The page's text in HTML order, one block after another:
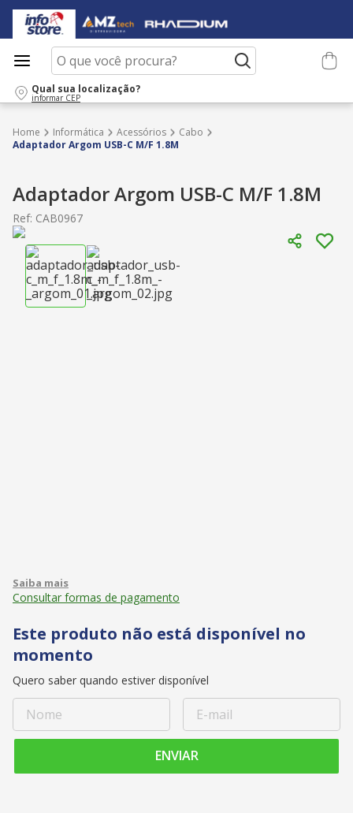
O que você procura?
Qual sua localização?
informar CEP
Informática Acessórios
Cabo
Adaptador Argom USB-C M/F 1.8M
Adaptador Argom USB-C M/F 1.8M
Ref: CAB0967
Consultar formas de pagamento
Este produto não está disponível no
momento
Quero saber quando estiver disponível
ENVIAR